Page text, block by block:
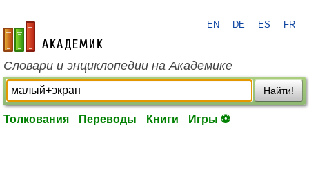
academic.ru
EN DE ES FR
Словари и энциклопедии на Академике
Найти!
Толкования Переводы Книги Игры ⚽